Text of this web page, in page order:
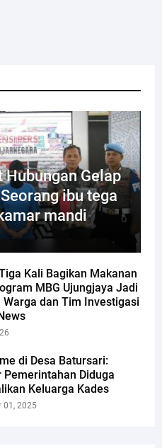
Gelap
ibu tega
mandi
Kali Bagikan Makanan
MBG Ujungjaya Jadi
Warga dan Tim Investigasi
di Desa Batursari:
Pemerintahan Diduga
Keluarga Kades
01, 2025